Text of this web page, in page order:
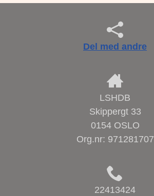
Del med andre
LSHDB
Skippergt 33
0154 OSLO
Org.nr: 971281707
22413424